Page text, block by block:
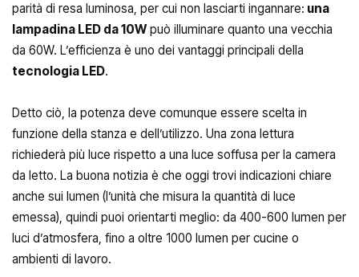
parità di resa luminosa, per cui non lasciarti ingannare: una
lampadina LED da 10Wpuò illuminare quanto una vecchia
da 60W. L’efficienza è uno dei vantaggi principali della
tecnologia LED.
Detto ciò, la potenza deve comunque essere scelta in
funzione della stanza e dell’utilizzo. Una zona lettura
richiederà più luce rispetto a una luce soffusa per la camera
da letto. La buona notizia è che oggi trovi indicazioni chiare
anche sui lumen (l’unità che misura la quantità di luce
emessa), quindi puoi orientarti meglio: da 400-600 lumen per
luci d’atmosfera, fino a oltre 1000 lumen per cucine o
ambienti di lavoro.